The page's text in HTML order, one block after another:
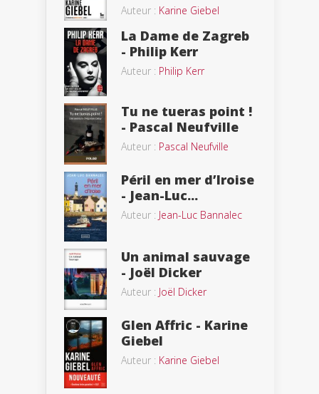
Auteur : Karine Giebel
La Dame de Zagreb
- Philip Kerr
Auteur : Philip Kerr
Tu ne tueras point !
- Pascal Neufville
Auteur : Pascal Neufville
Péril en mer d’Iroise
- Jean-Luc...
Auteur : Jean-Luc Bannalec
Un animal sauvage
- Joël Dicker
Auteur : Joël Dicker
Glen Affric - Karine
Giebel
Auteur : Karine Giebel